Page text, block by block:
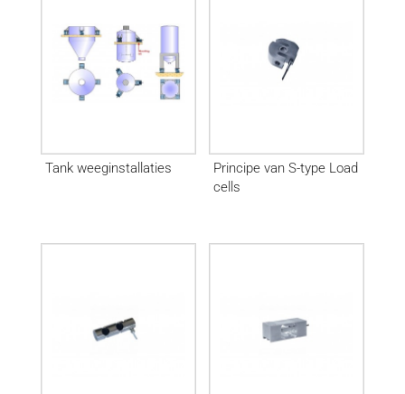
Tank weeginstallaties
Principe van S-type Load
cells